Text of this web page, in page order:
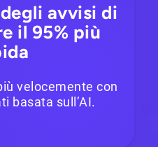
avvisi di
il 95% più
velocemente con
basata sull’AI.